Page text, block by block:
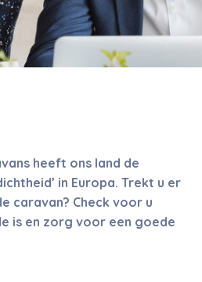
heeft ons land de
in Europa. Trekt u er
caravan? Check voor u
is en zorg voor een goede